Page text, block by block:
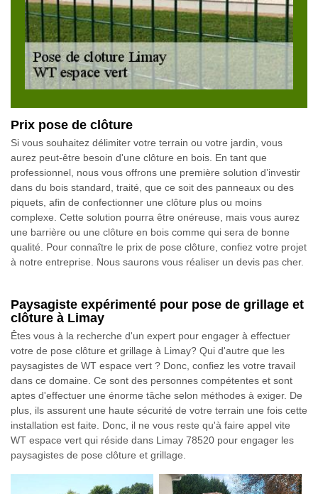
Prix pose de clôture
Si vous souhaitez délimiter votre terrain ou votre jardin, vous
aurez peut-être besoin d'une clôture en bois. En tant que
professionnel, nous vous offrons une première solution d’investir
dans du bois standard, traité, que ce soit des panneaux ou des
piquets, afin de confectionner une clôture plus ou moins
complexe. Cette solution pourra être onéreuse, mais vous aurez
une barrière ou une clôture en bois comme qui sera de bonne
qualité. Pour connaître le prix de pose clôture, confiez votre projet
à notre entreprise. Nous saurons vous réaliser un devis pas cher.
Paysagiste expérimenté pour pose de grillage et
clôture à Limay
Êtes vous à la recherche d'un expert pour engager à effectuer
votre de pose clôture et grillage à Limay? Qui d'autre que les
paysagistes de WT espace vert ? Donc, confiez les votre travail
dans ce domaine. Ce sont des personnes compétentes et sont
aptes d'effectuer une énorme tâche selon méthodes à exiger. De
plus, ils assurent une haute sécurité de votre terrain une fois cette
installation est faite. Donc, il ne vous reste qu'à faire appel vite
WT espace vert qui réside dans Limay 78520 pour engager les
paysagistes de pose clôture et grillage.